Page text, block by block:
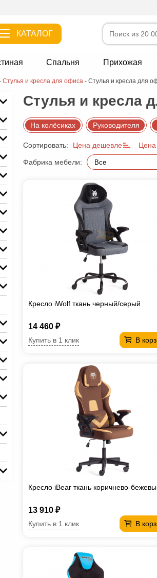
КАТАЛОГ
Спальня Прихожая
Стулья и кресла для офиса - Стулья и кресла для
Стулья и кресла
На колёсиках Руководителя
Сортировать: Цена дешевле
Фабрика мебели:
Кресло iWolf ткань черный/серый
14 460 ₽
В
Купить в 1 клик
Кресло iBear ткань коричнево-
13 910 ₽
В
Купить в 1 клик